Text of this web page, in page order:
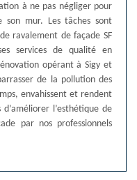
à ne pas négliger pour
mur. Les tâches sont
ravalement de façade SF
services de qualité en
opérant à Sigy et
de la pollution des
envahissent et rendent
l’esthétique de
par nos professionnels